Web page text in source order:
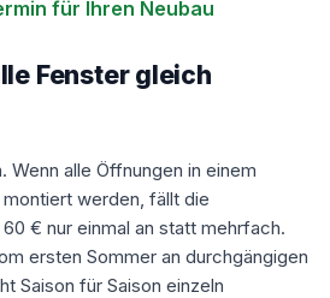
für Ihren Neubau
Fenster gleich
Wenn alle Öffnungen in einem
werden, fällt die
€ nur einmal an statt mehrfach.
ersten Sommer an durchgängigen
Saison für Saison einzeln